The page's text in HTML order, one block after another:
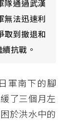
隊通過武漢
無法迅速利
取到撤退和
抗戰。
軍南下的腳
了三個月左
於洪水中的